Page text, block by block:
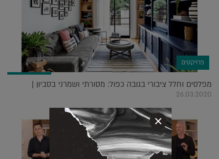
פרויקטים
מפלסים וחלל ציבורי בגובה כפול: מסורתי ושמרני בסביון |
26.03.2020
×